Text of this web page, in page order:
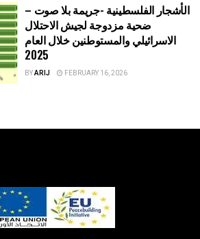
الأشجار الفلسطينية -جريمة بلا صوت –
ضحية مزدوجة لجيش الاحتلال
الاسرائيلي والمستوطنين خلال العام
2025
BYARIJ FEBRUARY 16, 2026